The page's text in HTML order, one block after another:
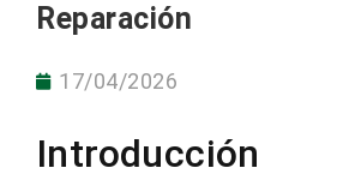
Reparación
17/04/2026
Introducción